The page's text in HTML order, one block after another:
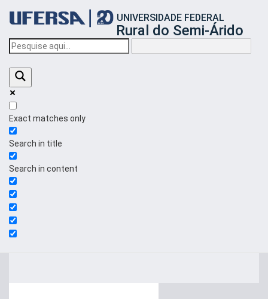
portal
UFERSA
UNIVERSIDADE FEDERAL
Rural do Semi-Árido
Exact matches only
Search in title
Search in content